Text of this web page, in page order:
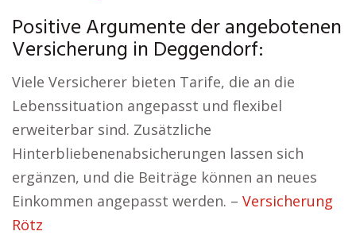
Positive Argumente der angebotenen
Versicherung in Deggendorf:
Viele Versicherer bieten Tarife, die an die
Lebenssituation angepasst und flexibel
erweiterbar sind. Zusätzliche
Hinterbliebenenabsicherungen lassen sich
ergänzen, und die Beiträge können an neues
Einkommen angepasst werden. – Versicherung
Rötz